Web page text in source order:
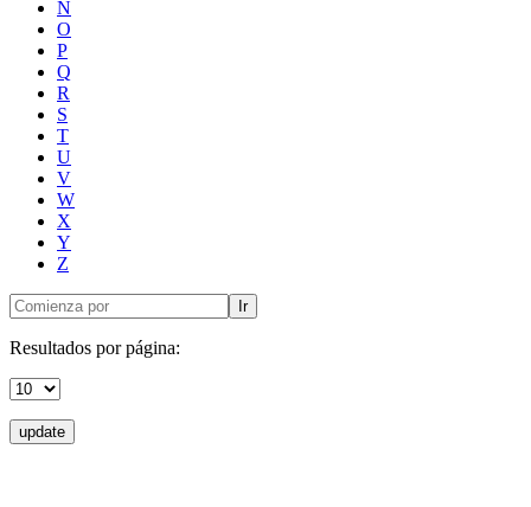
N
O
P
Q
R
S
T
U
V
W
X
Y
Z
Ir
Resultados por página:
update